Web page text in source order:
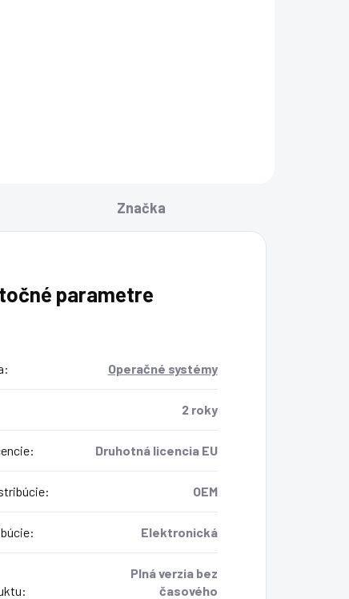
Značka
parametre
: Operačné systémy
2 roky
: Druhotná licencia EU
: OEM
: Elektronická
:
Plná verzia bez
časového